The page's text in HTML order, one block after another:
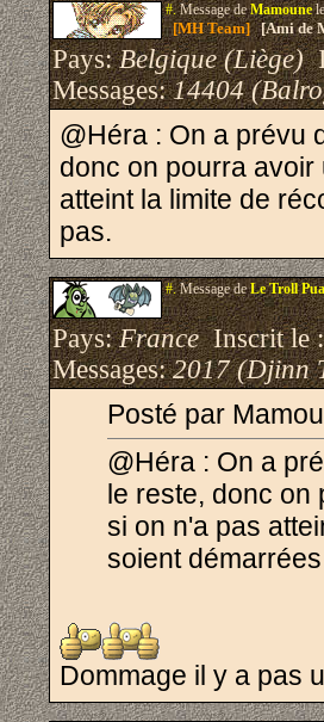
#.Message deMamoune
[MH Team][Ami de
Pays:Belgique (Liège)
Messages:14404
@Héra : On a prévu
donc on pourra
atteint la limite de
pas.
#.Message deLe Troll
Pays:FranceInscrit le
Messages:2017 (Djinn
Posté par
@Héra : On a
le reste, donc on
si on n'a pas
soient
Dommage il y a pas